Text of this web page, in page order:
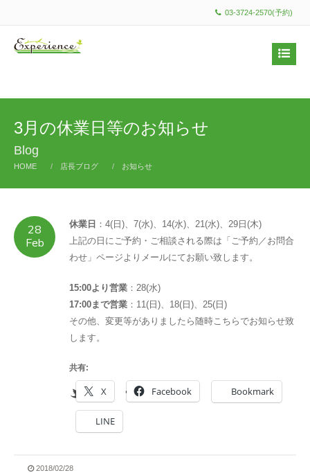
03-3724-2570(予約)
3月の休業日等のお知らせ
Blog
HOME 店長ブログ お知らせ
28
Feb
休業日 ：4(日)、7(水)、14(水)、21(水)、29日(木)
上記の日にご予約・ご相談される際は「ご予約／お問合
わせ」ページよりメールにてお願い致します。
15:00より営業 ：28(水)
17:00まで営業 ：11(日)、18(日)、25(日)
その他、変更等がありましたら随時こちらでお知らせ致
します。
共有:
X Facebook Bookmark
LINE
2018/02/28